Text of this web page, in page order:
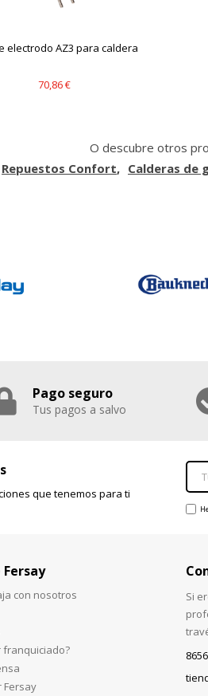
electrodo AZ3 para caldera
70,86 €
O descubre otros
Repuestos Confort
Calderas de
Pago seguro
Tus pagos a salvo
que tenemos para ti
con nosotros
franquiciado?
Fersay
Si